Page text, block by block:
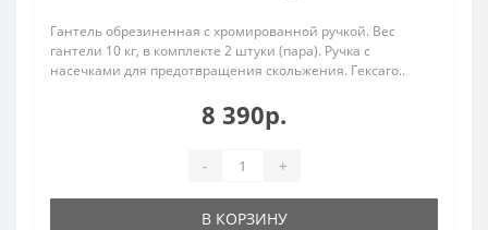
Гантель обрезиненная с хромированной ручкой. Вес
гантели 10 кг, в комплекте 2 штуки (пара). Ручка с
насечками для предотвращения скольжения. Гексаго..
8 390р.
- +
В КОРЗИНУ